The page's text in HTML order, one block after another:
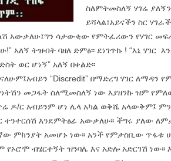
ስለምትመስለኝ ሃገሬ
ይሻላል፤አይናችን ስር
አውቃለሁ፤ግን ሳታውቂው የምትፈሪውን የሃገር
አለኝ ትዝብት ባዘለ ድምፅ፡፡ ደነገጥኩ ! “እኔ ሃገር
ወር ሆነኝ” አለኝ በቀልድ፡፡
“Discredit” በማድረግ ሃገር ለማዳን
መጋፋት ስለሚመስለኝ ነው እያዘንኩ ዝም
ዶ/ር አብይንም ሆነ ሌላ አካል ወቅሼ አላውቅም፤ ምን
ተንተርሰሽ እንደምትፅፊ አውቃለሁ፡፡ ችግሩ ያለው
ምክንያት አመሆኑ ነው፡፡ አንች የምታስቢው ጥፋቱ
ብሄርተኝት ዝንባሌ እና አድሎ አድርገሽ ነው፡፡